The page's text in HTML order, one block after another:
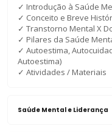
✓ Introdução à Saúde
✓ Conceito e Breve
✓ Transtorno Mental X
✓ Pilares da Saúde
✓ Autoestima,
Autoestima)
✓ Atividades / Materiais
Saúde Mental e Liderança